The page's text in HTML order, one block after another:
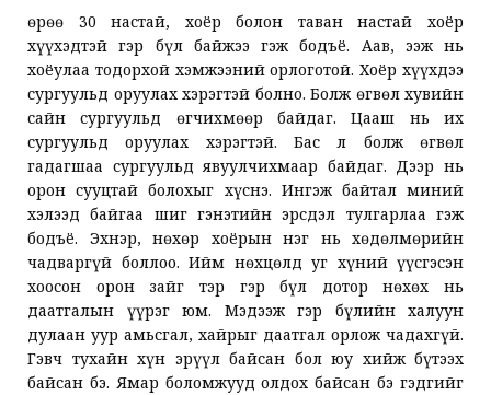
Өөрөө 30 настай, хоёр болон таван настай хоёр
хүүхэдтэй гэр бүл байжээ гэж бодъё. Аав, ээж нь
хоёулаа тодорхой хэмжээний орлоготой. Хоёр хүүхдээ
сургуульд оруулах хэрэгтэй болно. Болж өгвөл хувийн
сайн сургуульд өгчихмөөр байдаг. Цааш нь их
сургуульд оруулах хэрэгтэй. Бас л болж өгвөл
гадагшаа сургуульд явуулчихмаар байдаг. Дээр нь
орон сууцтай болохыг хүснэ. Ингэж байтал миний
хэлээд байгаа шиг гэнэтийн эрсдэл тулгарлаа гэж
бодъё. Эхнэр, нөхөр хоёрын нэг нь хөдөлмөрийн
чадваргүй боллоо. Ийм нөхцөлд уг хүний үүсгэсэн
хоосон орон зайг тэр гэр бүл дотор нөхөх нь
даатгалын үүрэг юм. Мэдээж гэр бүлийн халуун
дулаан уур амьсгал, хайрыг даатгал орлож чадахгүй.
Гэвч тухайн хүн эрүүл байсан бол юу хийж бүтээх
байсан бэ. Ямар боломжууд олдох байсан бэ гэдгийг